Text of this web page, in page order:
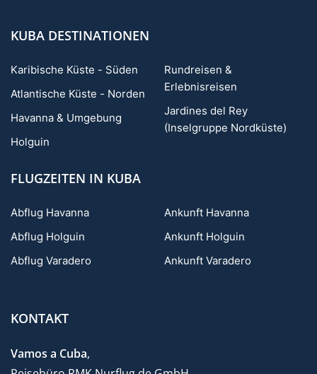
KUBA DESTINATIONEN
Karibische Küste - Süden
Atlantische Küste - Norden
Havanna & Umgebung
Holguin
Rundreisen &
Erlebnisreisen
Jardines del Rey
(Inselgruppe Nordküste)
FLUGZEITEN IN KUBA
Abflug Havanna
Abflug Holguin
Abflug Varadero
Ankunft Havanna
Ankunft Holguin
Ankunft Varadero
KONTAKT
Vamos a Cuba,